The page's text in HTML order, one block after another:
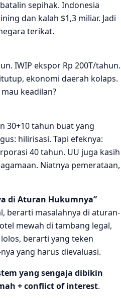
sepihak. Indonesia
dan kalah $1,3 miliar. Jadi
terikat.
IWIP ekspor Rp 200T/tahun.
ekonomi daerah kolaps.
keadilan?
30+10 tahun buat yang
hilirisasi. Tapi efeknya:
40 tahun. UU juga kasih
Niatnya pemerataan,
di Aturan Hukumnya”
berarti masalahnya di aturan-
mewah di tambang legal,
berarti yang teken
yang harus dievaluasi.
yang sengaja dibikin
+ conflict of interest.